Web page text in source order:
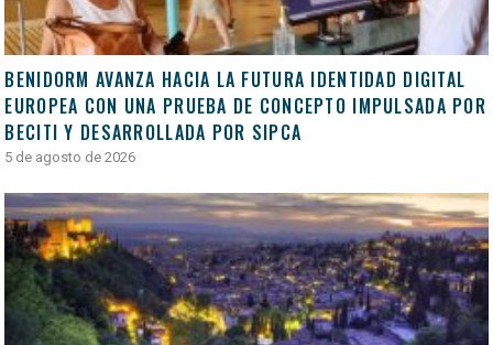
BENIDORM AVANZA HACIA LA FUTURA IDENTIDAD DIGITAL
EUROPEA CON UNA PRUEBA DE CONCEPTO IMPULSADA POR
BECITI Y DESARROLLADA POR SIPCA
5 de agosto de 2026